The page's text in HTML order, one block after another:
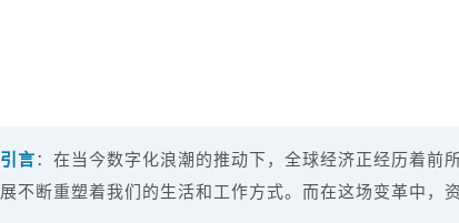
引言：在当今数字化浪潮的推动下，全球经济正经历着前
展不断重塑着我们的生活和工作方式。而在这场变革中，